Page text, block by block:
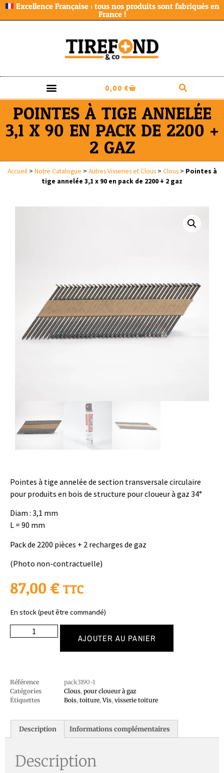
Excellence Française : tous nos produits sont fabriqués en
France !
0,00 €
POINTES À TIGE ANNELÉE
3,1 X 90 EN PACK DE 2200 +
2 GAZ
Accueil> Notre Catalogue > Autres Visseries et Clous> Clous> Pointes à
tige annelée 3,1 x 90 en pack de 2200 + 2 gaz
Pointes à tige annelée de section transversale circulaire
pour produits en bois de structure pour cloueur à gaz 34°
Diam : 3,1 mm
L = 90 mm
Pack de 2200 pièces + 2 recharges de gaz
(Photo non-contractuelle)
87,00 € TTC
En stock (peut être commandé)
AJOUTER AU PANIER
Référence
pack3190-1
Catégories
Clous, pour cloueur à gaz
Étiquettes
Bois, toiture,Vis, visserie toiture
Description Informations complémentaires
Description